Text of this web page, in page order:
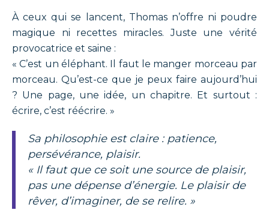
À ceux qui se lancent, Thomas n’offre ni poudre
magique ni recettes miracles. Juste une vérité
provocatrice et saine :
« C’est un éléphant. Il faut le manger morceau par
morceau. Qu’est-ce que je peux faire aujourd’hui
? Une page, une idée, un chapitre. Et surtout :
écrire, c’est réécrire. »
Sa philosophie est claire : patience,
persévérance, plaisir.
« Il faut que ce soit une source de plaisir,
pas une dépense d’énergie. Le plaisir de
rêver, d’imaginer, de se relire. »